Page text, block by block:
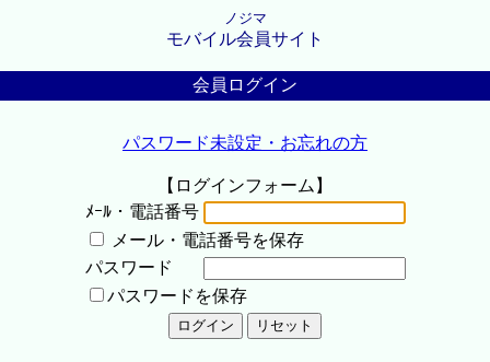
ノジマ
モバイル会員サイト
会員ログイン
パスワード未設定・お忘れの方
【ログインフォーム】
ﾒｰﾙ・電話番号
メール・電話番号を保存
パスワード
パスワードを保存